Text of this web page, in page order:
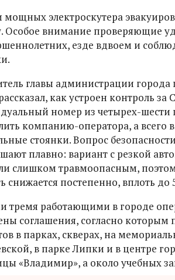
мощных электроскутера
Особое внимание проверяющие
езде вдвоем и
главы администрации
как устроен контроль
номер из четырех-шести
компанию-оператора, а всего
стоянки. Вопрос
плавно: вариант с резкой
слишком травмоопасным,
снижается постепенно, вплоть до
тремя работающими в городе
соглашения, согласно
в парках, скверах, на
в парке Липки и в центре
«Владимир», а около учебных